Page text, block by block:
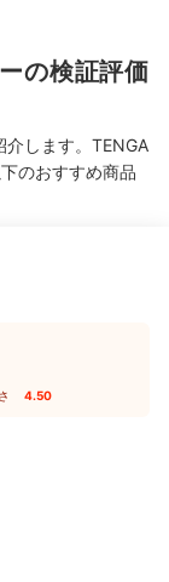
の検証評価
介します。TENGA
のおすすめ商品
4.50